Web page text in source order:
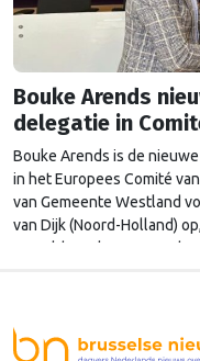
Bouke Arends
delegatie in
Bouke Arends is de
in het Europees Comité
van Gemeente Westland
van Dijk (Noord-Holland)
vervulde. Volgens Arends